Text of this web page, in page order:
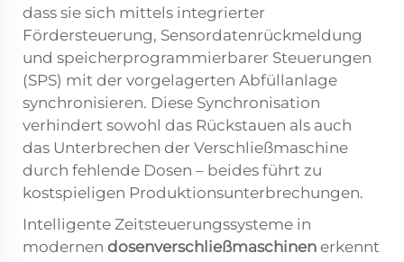
dass sie sich mittels integrierter
Fördersteuerung, Sensordatenrückmeldung
und speicherprogrammierbarer Steuerungen
(SPS) mit der vorgelagerten Abfüllanlage
synchronisieren. Diese Synchronisation
verhindert sowohl das Rückstauen als auch
das Unterbrechen der Verschließmaschine
durch fehlende Dosen – beides führt zu
kostspieligen Produktionsunterbrechungen.
Intelligente Zeitsteuerungssysteme in
modernen dosenverschließmaschinen erkennt